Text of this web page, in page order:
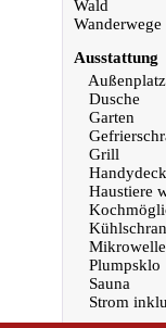
Wald
Wanderwege
Ausstattung
Dusche
Garten
Grill
Haustiere
Mikrowelle
Plumpsklo
Sauna
Strom